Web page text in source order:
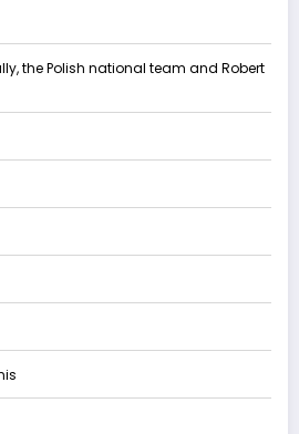
the Polish national team and Robert